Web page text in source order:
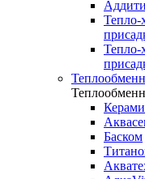
Тепло-
Тепло-
Баском